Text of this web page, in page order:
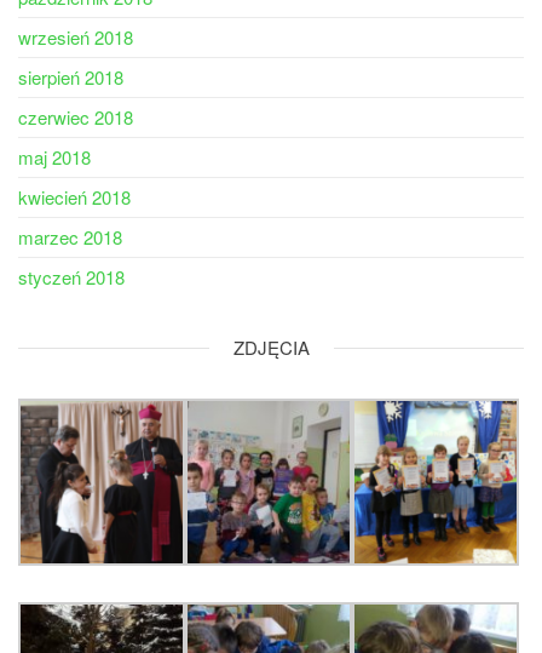
wrzesień 2018
sierpień 2018
czerwiec 2018
maj 2018
kwiecień 2018
marzec 2018
styczeń 2018
ZDJĘCIA